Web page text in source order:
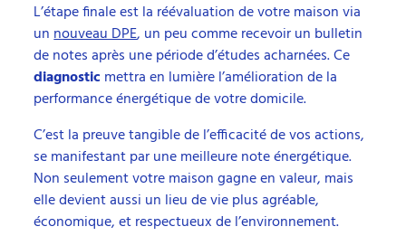
L’étape finale est la réévaluation de votre maison via
unnouveau DPE, un peu comme recevoir un bulletin
de notes après une période d’études acharnées. Ce
diagnostic mettra en lumière l’amélioration de la
performance énergétique de votre domicile.
C’est la preuve tangible de l’efficacité de vos actions,
se manifestant par une meilleure note énergétique.
Non seulement votre maison gagne en valeur, mais
elle devient aussi un lieu de vie plus agréable,
économique, et respectueux de l’environnement.